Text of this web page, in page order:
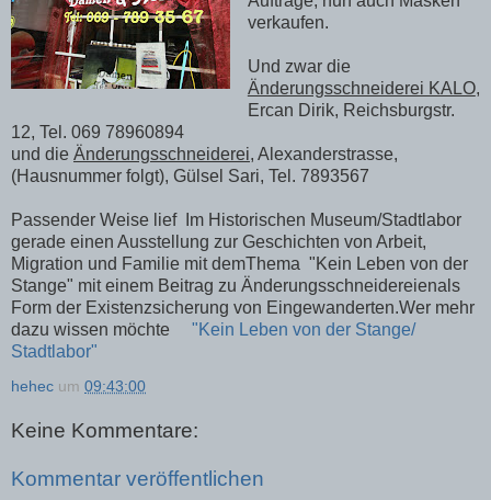
verkaufen.
Und zwar die
Änderungsschneiderei KALO,
Ercan Dirik, Reichsburgstr.
12, Tel. 069 78960894
und die Änderungsschneiderei, Alexanderstrasse,
(Hausnummer folgt), Gülsel Sari, Tel. 7893567
Passender Weise lief Im Historischen Museum/Stadtlabor
gerade einen Ausstellung zur Geschichten von Arbeit,
Migration und Familie mit demThema "Kein Leben von der
Stange" mit einem Beitrag zu Änderungsschneidereienals
Form der Existenzsicherung von Eingewanderten.Wer mehr
dazu wissen möchte "Kein Leben von der Stange/
Stadtlabor"
hehec um 09:43:00
Keine Kommentare:
Kommentar veröffentlichen